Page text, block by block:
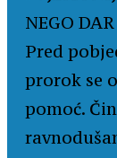
NEGO
Pred
prorok se
pomoć.